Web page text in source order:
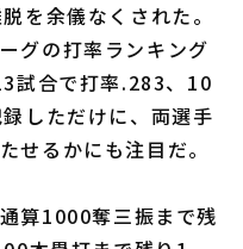
を余儀なくされた。
グの打率ランキング
試合で打率.283、10
しただけに、両選手
せるかにも注目だ。
算1000奪三振まで残